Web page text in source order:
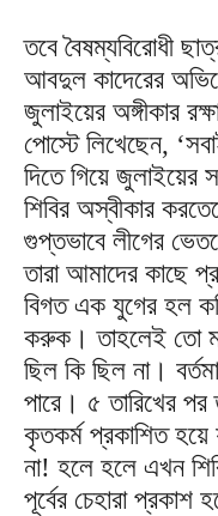
তবে বৈষম্যবিরোধী
আবদুল কাদেরের
জুলাইয়ের অঙ্গীকার
পোস্টে লিখেছেন,
দিতে গিয়ে জুলাইয়ের
শিবির অস্বীকার
গুপ্তভাবে লীগের
তারা আমাদের কাছে
বিগত এক যুগের হল
করুক। তাহলেই তো
ছিল কি ছিল না।
পারে। ৫ তারিখের পর
কৃতকর্ম প্রকাশিত
না! হলে হলে এখন
পূর্বের চেহারা প্রকাশ